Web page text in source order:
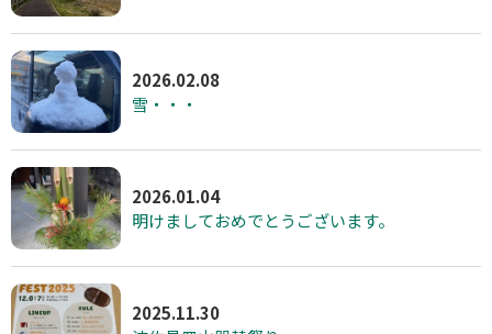
2026.02.08
雪・・・
2026.01.04
明けましておめでとうございます。
2025.11.30